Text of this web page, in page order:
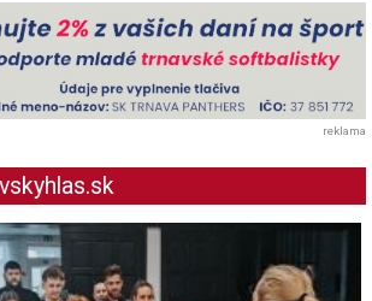
reklama